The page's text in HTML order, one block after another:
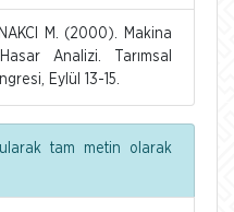
M. (2000). Makina
Analizi. Tarımsal
Eylül 13-15.
tam metin olarak